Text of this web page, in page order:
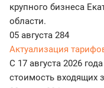
крупного бизнеса
области.
05 августа 284
Актуализация
С 17 августа 2026
стоимость входящих